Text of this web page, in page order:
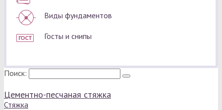
Виды фундаментов
Госты и снипы
Поиск:
Цементно-песчаная стяжка
Стяжка